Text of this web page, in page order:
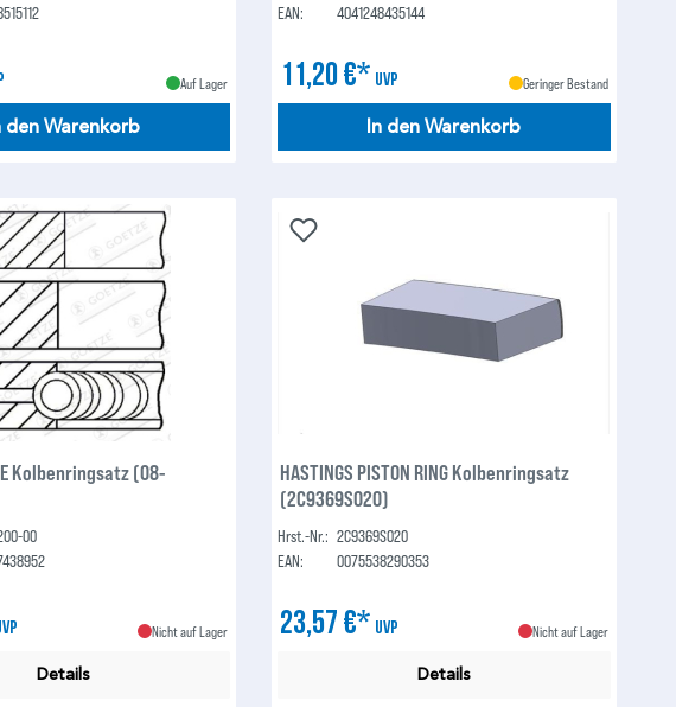
Auf Lager
den Warenkorb
EAN:
4041248435144
11,20 €* UVP Geringer Bestand
In den Warenkorb
Kolbenringsatz (08-
00
Nicht auf Lager
Details
HASTINGS PISTON RING Kolbenringsatz
(2C9369S020)
Hrst.-Nr.: 2C9369S020
EAN:
0075538290353
23,57 €* UVP Nicht auf Lager
Details